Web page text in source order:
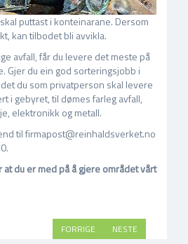
puttast i konteinarane. Dersom
kan tilbodet bli avvikla.
avfall, får du levere det meste på
Gjer du ein god sorteringsjobb i
du som privatperson skal levere
i gebyret, til dømes farleg avfall,
elektronikk og metall.
til firmapost@reinhaldsverket.no
at du er med på å gjere området vårt
FORRIGE NESTE